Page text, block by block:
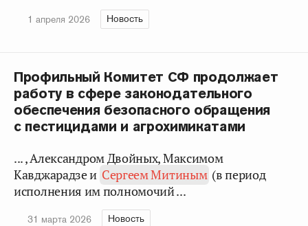
1 апреля 2026 Новость
Профильный Комитет СФ продолжает
работу в сфере законодательного
обеспечения безопасного обращения
с пестицидами и агрохимикатами
... , Александром Двойных, Максимом
Кавджарадзе и Сергеем Митиным (в период
исполнения им полномочий ...
31 марта 2026 Новость